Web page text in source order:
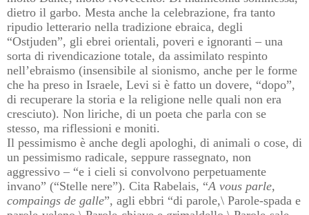
dietro il garbo. Mesta anche la celebrazione, fra tanto
ripudio letterario nella tradizione ebraica, degli
“Ostjuden”, gli ebrei orientali, poveri e ignoranti – una
sorta di rivendicazione totale, da assimilato respinto
nell’ebraismo (insensibile al sionismo, anche per le forme
che ha preso in Israele, Levi si è fatto un dovere, “dopo”,
di recuperare la storia e la religione nelle quali non era
cresciuto). Non liriche, di un poeta che parla con se
stesso, ma riflessioni e moniti.
Il pessimismo è anche degli apologhi, di animali o cose, di
un pessimismo radicale, seppure rassegnato, non
aggressivo – “e i cieli si convolvono perpetuamente
invano” (“Stelle nere”). Cita Rabelais, “A vous parle,
compaings de galle”, agli ebbri “di parole,\ Parole-spada e